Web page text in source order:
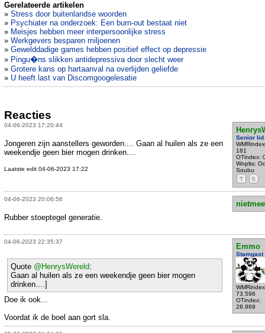
Gerelateerde artikelen
» Stress door buitenlandse woorden
» Psychiater na onderzoek: Een burn-out bestaat niet
» Meisjes hebben meer interpersoonlijke stress
» Werkgevers besparen miljoenen
» Gewelddadige games hebben positief effect op depressie
» Pingu�ns slikken antidepressiva door slecht weer
» Grotere kans op hartaanval na overlijden geliefde
» U heeft last van Discomgoogelesatie
Reacties
04-06-2023 17:20:44
Senior lid
181
OTindex:
Wnplts:
Soubu
T
S
Jongeren zijn aanstellers geworden.... Gaan al huilen als ze een
weekendje geen bier mogen drinken....
Laatste edit 04-06-2023 17:22
04-06-2023 20:06:56
Rubber stoeptegel generatie.
04-06-2023 22:35:37
Emmo
Stamgast
73.596
OTindex:
28.969
Quote @HenrysWereld:
Gaan al huilen als ze een weekendje geen bier mogen
drinken....]
Doe ik ook...
Voordat ik de boel aan gort sla.